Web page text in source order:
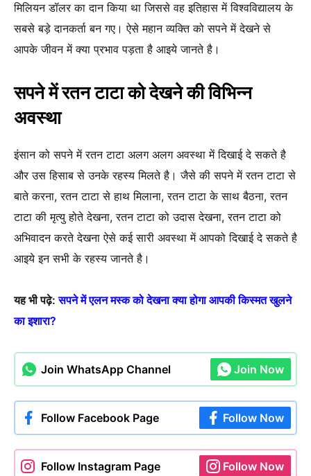
मिलियन डॉलर का दान किया था जिससे वह इतिहास में विश्वविद्यालय के
सबसे बड़े दानकर्ता बन गए। ऐसे महान व्यक्ति को सपने में देखने से
आपके जीवन में क्या प्रभाव पड़ता है आइये जानते है।
सपने में रतन टाटा को देखने की विभिन्न
अवस्था
इंसान को सपने में रतन टाटा अलग अलग अवस्था में दिखाई दे सकते है
और उस हिसाब से उनके रहस्य मिलते है। जैसे की सपने में रतन टाटा से
बाते करना, रतन टाटा से हाथ मिलाना, रतन टाटा के साथ बैठना, रतन
टाटा की मृत्यु होते देखना, रतन टाटा को उदास देखना, रतन टाटा को
अभिवादन करते देखना ऐसे कई सारी अवस्था में आपको दिखाई दे सकते है
आइये इन सभी के रहस्य जानते है।
यह भी पढ़े: सपने में एलन मस्क को देखना क्या होगा आपकी किस्मत खुलने
का इशारा?
Join WhatsApp Channel Join Now
Follow Facebook Page Follow Now
Follow Instagram Page Follow Now